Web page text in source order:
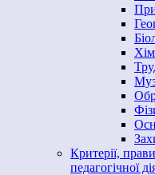
Критерії,
педагогічної